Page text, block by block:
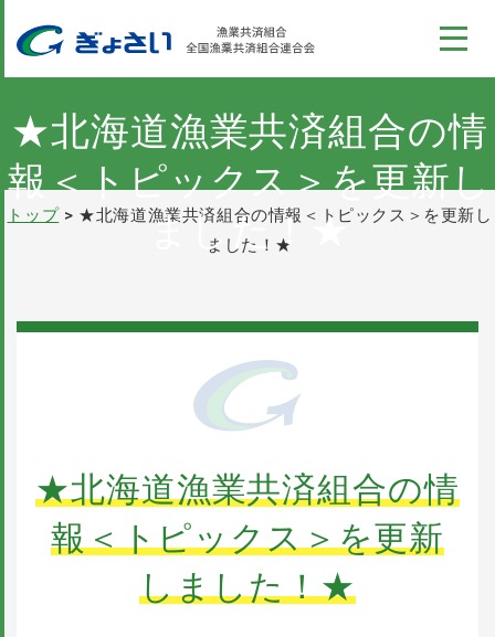
ぎょさい制度
漁業収入安定対策事業
全国の漁業共済組合の情報
★北海道漁業共済組合の情
報＜トピックス＞を更新し
ました！★
トップ
★北海道漁業共済組合の情報＜トピックス＞を更新し
ました！★
★北海道漁業共済組合の情
報＜トピックス＞を更新
しました！★